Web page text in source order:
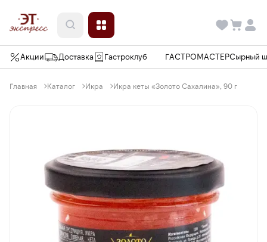
Акции Доставка Гастроклуб ГАСТРОМАСТЕРСырный
Главная Каталог Икра Икра кеты «Золото Сахалина», 90 г